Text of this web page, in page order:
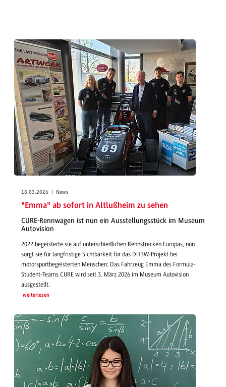
18.03.2026 | News
"Emma" ab sofort in Altlußheim zu sehen
CURE-Rennwagen ist nun ein Ausstellungsstück im Museum
Autovision
2022 begeisterte sie auf unterschiedlichen Rennstrecken Europas, nun
sorgt sie für langfristige Sichtbarkeit für das DHBW-Projekt bei
motorsportbegeisterten Menschen: Das Fahrzeug Emma des Formula-
Student-Teams CURE wird seit 3. März 2026 im Museum Autovision
ausgestellt.
weiterlesen